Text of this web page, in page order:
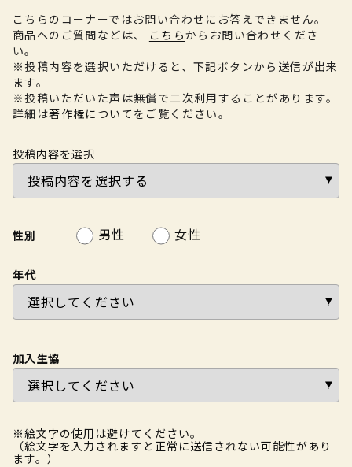
こちらのコーナーではお問い合わせにお答えできません。
商品へのご質問などは、
こちらからお問い合わせくださ
い。
※投稿内容を選択いただけると、下記ボタンから送信が出来
ます。
※投稿いただいた声は無償で二次利用することがあります。
詳細は著作権について をご覧ください。
投稿内容を選択
性別 男性 女性
年代
加入生協
※絵文字の使用は避けてください。
（絵文字を入力されますと正常に送信されない可能性があり
ます。）